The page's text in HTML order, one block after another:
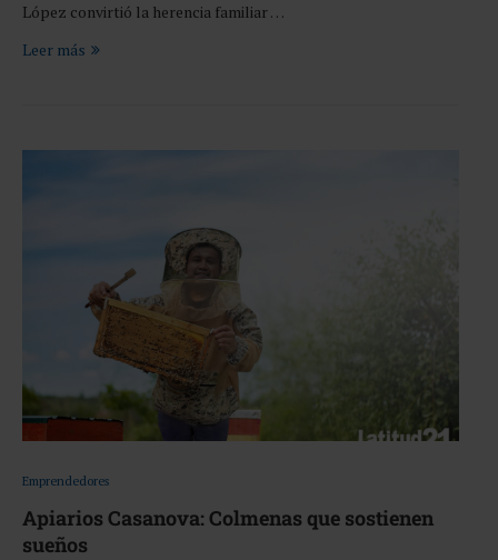
López convirtió la herencia familiar …
Leer más
Emprendedores
Apiarios Casanova: Colmenas que sostienen
sueños